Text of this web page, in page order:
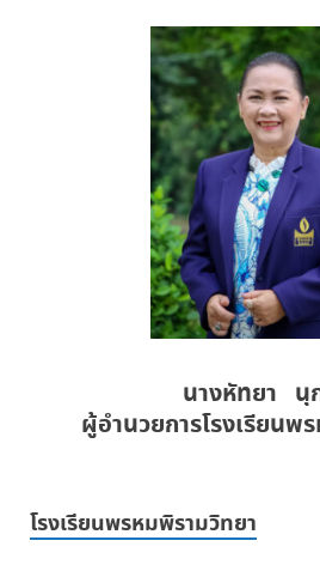
นางหัทยา นุ
ผู้อำนวยการโรงเรียนพ
โรงเรียนพรหมพิรามวิทยา